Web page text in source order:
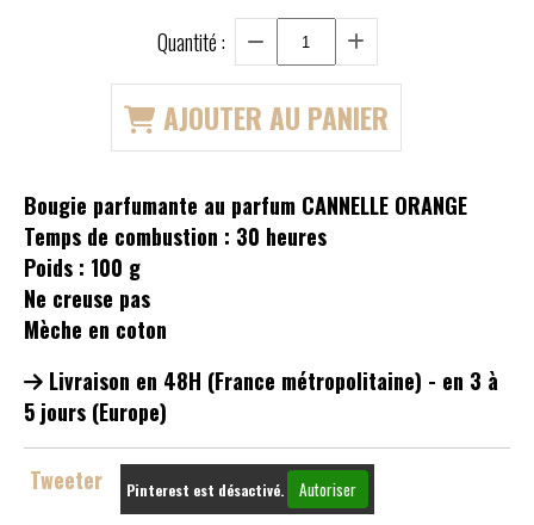
Quantité :
AJOUTER AU PANIER
Bougie parfumante au parfum CANNELLE ORANGE
Temps de combustion : 30 heures
Poids : 100 g
Ne creuse pas
Mèche en coton
Livraison en 48H (France métropolitaine) - en 3 à
5 jours (Europe)
Tweeter Pinterest est désactivé. Autoriser